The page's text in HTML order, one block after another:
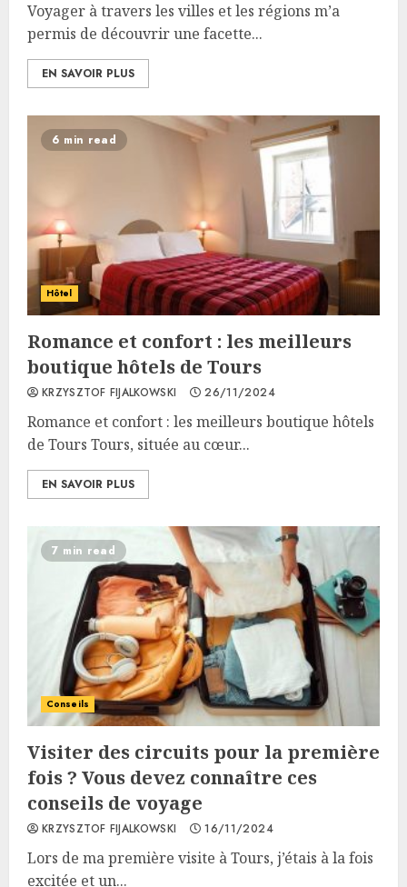
Voyager à travers les villes et les régions m’a
permis de découvrir une facette...
EN SAVOIR PLUS
6 min read
Hôtel
Romance et confort : les meilleurs
boutique hôtels de Tours
KRZYSZTOF FIJALKOWSKI 26/11/2024
Romance et confort : les meilleurs boutique hôtels
de Tours Tours, située au cœur...
EN SAVOIR PLUS
7 min read
Conseils
Visiter des circuits pour la première
fois ? Vous devez connaître ces
conseils de voyage
KRZYSZTOF FIJALKOWSKI 16/11/2024
Lors de ma première visite à Tours, j’étais à la fois
excitée et un...